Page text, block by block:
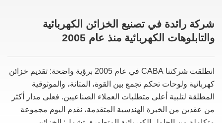
شركة رائدة في تصنيع الخزائن الكهربائية
والتابلوهات الكهربائية منذ عام 2005
انطلقت شركتنا CABA في عام 2005 برؤية واضحة: تقديم خزائن
كهربائية ولوحات تحكم تجمع بين القوة، المتانة، والموثوقية
المطلقة لتلبية أعلى متطلبات العملاء الصناعيين. فعلى مدار أكثر
من عقدين من الخبرة الهندسية المتقدمة، نقدم اليوم مجموعة